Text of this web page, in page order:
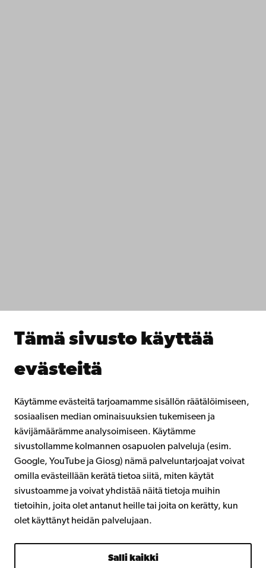
Tämä sivusto käyttää
evästeitä
Käytämme evästeitä tarjoamamme sisällön räätälöimiseen,
sosiaalisen median ominaisuuksien tukemiseen ja
kävijämäärämme analysoimiseen. Käytämme
sivustollamme kolmannen osapuolen palveluja (esim.
Google, YouTube ja Giosg) nämä palveluntarjoajat voivat
omilla evästeillään kerätä tietoa siitä, miten käytät
sivustoamme ja voivat yhdistää näitä tietoja muihin
tietoihin, joita olet antanut heille tai joita on kerätty, kun
olet käyttänyt heidän palvelujaan.
Salli kaikki
Åbo Akademin kirjasto
Lahjoita Åbo Akademille
Åbo Akademista
Facebook Instagram YouTube LinkedIn Blog Snapchat